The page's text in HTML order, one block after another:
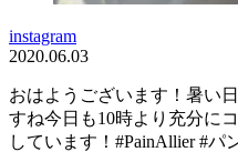
instagram
2020.06.03
おはようございます！暑い
すね今日も10時より充分に
しています！#PainAllier #パ